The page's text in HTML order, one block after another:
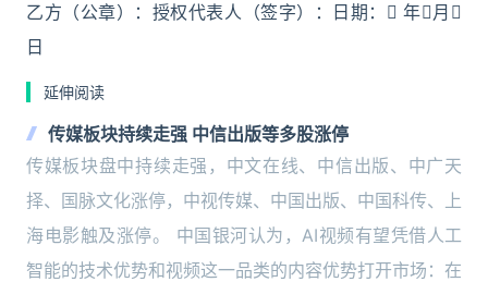
乙方（公章）：授权代表人（签字）：日期： 年月
日
延伸阅读
传媒板块持续走强 中信出版等多股涨停
传媒板块盘中持续走强，中文在线、中信出版、中广天
择、国脉文化涨停，中视传媒、中国出版、中国科传、上
海电影触及涨停。 中国银河认为，AI视频有望凭借人工
智能的技术优势和视频这一品类的内容优势打开市场：在